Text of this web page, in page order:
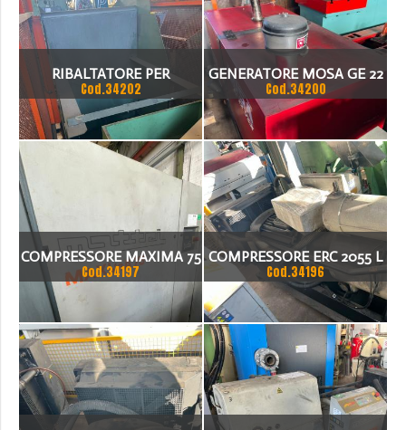
RIBALTATORE PER
MINUTERIE CIRCA 8/10
Cod.34202
GENERATORE MOSA GE 22
VSX
Cod.34200
COMPRESSORE MAXIMA 75
Cod.34197
COMPRESSORE ERC 2055 L
Cod.34196